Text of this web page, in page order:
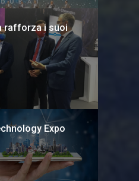
rafforza i suoi
Expo